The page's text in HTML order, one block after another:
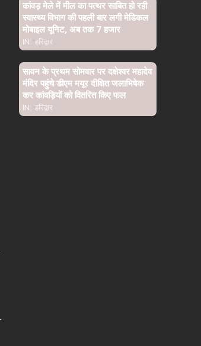
कांवड़ मेले में मील का पत्थर साबित हो रही
स्वास्थ्य विभाग की पहली बार लगी मेडिकल
मोबाइल यूनिट, अब तक 7 हजार
IN: हरिद्वार
सावन के प्रथम सोमवार पर दक्षेश्वर महादेव
मंदिर पहुंचे डीएम मयूर दीक्षित जलाभिषेक
कर कांवड़ियों को वितरित किए फल
IN: हरिद्वार